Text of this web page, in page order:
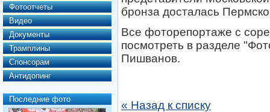
Фотоотчеты
Видео
Документы
Трамплины
Спонсорам
Антидопинг
Последние фото
бронза досталась
Все фоторепортаже с
посмотреть в разделе
Пишванов.
« Назад к списку